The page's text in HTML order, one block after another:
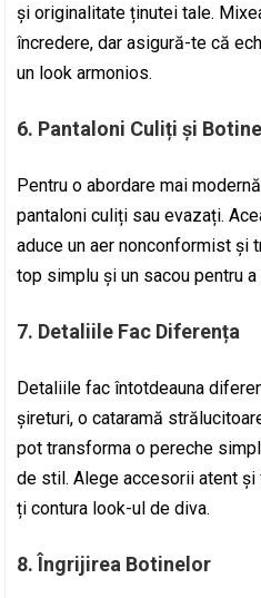
și originalitate ținutei tale.
încredere, dar asigură-te că
un look armonios.
6. Pantaloni Culiți și
Pentru o abordare mai
pantaloni culiți sau evazați.
aduce un aer nonconformist și
top simplu și un sacou pentru
7. Detaliile Fac Diferența
Detaliile fac întotdeauna
șireturi, o cataramă
pot transforma o pereche
de stil. Alege accesorii atent
ți contura look-ul de diva.
8.Îngrijirea Botinelor